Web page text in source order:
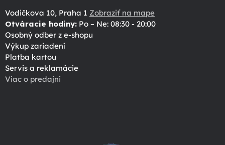
Vodičkova 10, Praha 1 Zobraziť na mape
Otváracie hodiny: Po – Ne: 08:30 - 20:00
Osobný odber z e-shopu
Výkup zariadení
Platba kartou
Servis a reklamácie
Viac o predajni